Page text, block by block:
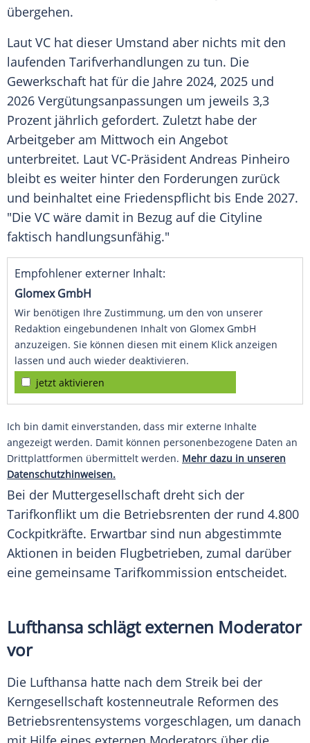
übergehen.
Laut VC hat dieser Umstand aber nichts mit den
laufenden Tarifverhandlungen zu tun. Die
Gewerkschaft hat für die Jahre 2024, 2025 und
2026 Vergütungsanpassungen um jeweils 3,3
Prozent jährlich gefordert. Zuletzt habe der
Arbeitgeber am Mittwoch ein Angebot
unterbreitet. Laut VC-Präsident Andreas Pinheiro
bleibt es weiter hinter den Forderungen zurück
und beinhaltet eine Friedenspflicht bis Ende 2027.
"Die VC wäre damit in Bezug auf die Cityline
faktisch handlungsunfähig."
Empfohlener externer Inhalt:
Glomex GmbH
Wir benötigen Ihre Zustimmung, um den von unserer
Redaktion eingebundenen Inhalt von Glomex GmbH
anzuzeigen. Sie können diesen mit einem Klick anzeigen
lassen und auch wieder deaktivieren.
jetzt aktivieren
Ich bin damit einverstanden, dass mir externe Inhalte
angezeigt werden. Damit können personenbezogene Daten an
Drittplattformen übermittelt werden. Mehr dazu in unseren
Datenschutzhinweisen.
Bei der Muttergesellschaft dreht sich der
Tarifkonflikt um die Betriebsrenten der rund 4.800
Cockpitkräfte. Erwartbar sind nun abgestimmte
Aktionen in beiden Flugbetrieben, zumal darüber
eine gemeinsame Tarifkommission entscheidet.
Lufthansa schlägt externen Moderator
vor
Die Lufthansa hatte nach dem Streik bei der
Kerngesellschaft kostenneutrale Reformen des
Betriebsrentensystems vorgeschlagen, um danach